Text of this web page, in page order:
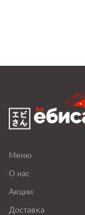
Меню
О нас
Акции
Доставка